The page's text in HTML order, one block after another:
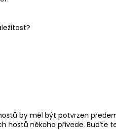
by měl být potvrzen
hostů někoho přivede. Buďte